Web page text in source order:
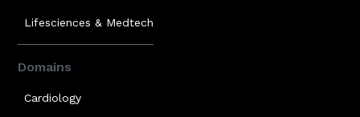
Lifesciences & Medtech
Domains
Cardiology